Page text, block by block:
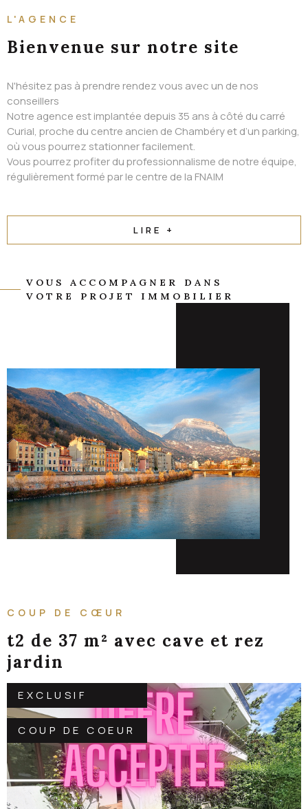
L'AGENCE
Bienvenue sur notre site
N'hésitez pas à prendre rendez vous avec un de nos
conseillers
Notre agence est implantée depuis 35 ans à côté du carré
Curial, proche du centre ancien de Chambéry et d’un parking,
où vous pourrez stationner facilement.
Vous pourrez profiter du professionnalisme de notre équipe,
régulièrement formé par le centre de la FNAIM
LIRE +
VOUS ACCOMPAGNER DANS
VOTRE PROJET IMMOBILIER
COUP DE CŒUR
t2 de 37 m² avec cave et rez
jardin
EXCLUSIF
COUP DE COEUR